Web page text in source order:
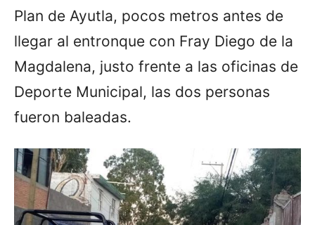
Plan de Ayutla, pocos metros antes de
llegar al entronque con Fray Diego de la
Magdalena, justo frente a las oficinas de
Deporte Municipal, las dos personas
fueron baleadas.